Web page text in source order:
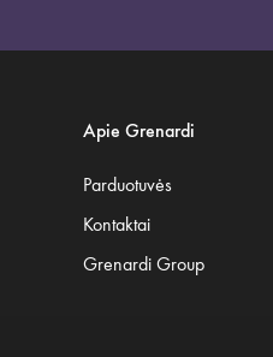
Apie Grenardi
Parduotuvės
Kontaktai
Grenardi Group